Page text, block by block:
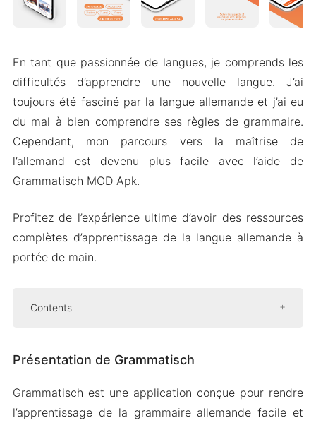
En tant que passionnée de langues, je comprends les
difficultés d’apprendre une nouvelle langue. J’ai
toujours été fasciné par la langue allemande et j’ai eu
du mal à bien comprendre ses règles de grammaire.
Cependant, mon parcours vers la maîtrise de
l’allemand est devenu plus facile avec l’aide de
Grammatisch MOD Apk.
Profitez de l’expérience ultime d’avoir des ressources
complètes d’apprentissage de la langue allemande à
portée de main.
Contents
Cours de grammaire
Sélectionnez le niveau de difficulté
Présentation de Grammatisch
Grammatisch est une application conçue pour rendre
l’apprentissage de la grammaire allemande facile et